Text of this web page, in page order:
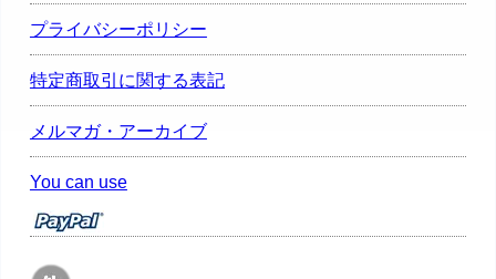
プライバシーポリシー
特定商取引に関する表記
メルマガ・アーカイブ
You can use